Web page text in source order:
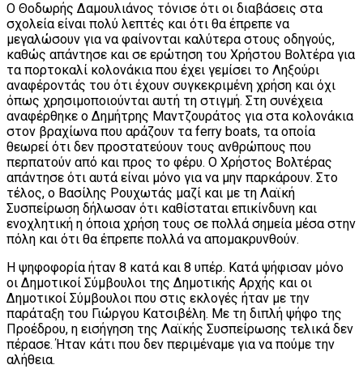
Ο Θοδωρής Δαμουλιάνος τόνισε ότι οι διαβάσεις στα
σχολεία είναι πολύ λεπτές και ότι θα έπρεπε να
μεγαλώσουν για να φαίνονται καλύτερα στους οδηγούς,
καθώς απάντησε και σε ερώτηση του Χρήστου Βολτέρα για
τα πορτοκαλί κολονάκια που έχει γεμίσει το Ληξούρι
αναφέροντάς του ότι έχουν συγκεκριμένη χρήση και όχι
όπως χρησιμοποιούνται αυτή τη στιγμή. Στη συνέχεια
αναφέρθηκε ο Δημήτρης Μαντζουράτος για στα κολονάκια
στον βραχίωνα που αράζουν τα ferry boats, τα οποία
θεωρεί ότι δεν προστατεύουν τους ανθρώπους που
περπατούν από και προς τo φέρυ. Ο Χρήστος Βολτέρας
απάντησε ότι αυτά είναι μόνο για να μην παρκάρουν. Στο
τέλος, ο Βασίλης Ρουχωτάς μαζί και με τη Λαϊκή
Συσπείρωση δήλωσαν ότι καθίσταται επικίνδυνη και
ενοχλητική η όποια χρήση τους σε πολλά σημεία μέσα στην
πόλη και ότι θα έπρεπε πολλά να απομακρυνθούν.
Η ψηφοφορία ήταν 8 κατά και 8 υπέρ. Κατά ψήφισαν μόνο
οι Δημοτικοί Σύμβουλοι της Δημοτικής Αρχής και οι
Δημοτικοί Σύμβουλοι που στις εκλογές ήταν με την
παράταξη του Γιώργου Κατσιβέλη. Με τη διπλή ψήφο της
Προέδρου, η εισήγηση της Λαϊκής Συσπείρωσης τελικά δεν
πέρασε. Ήταν κάτι που δεν περιμέναμε για να πούμε την
αλήθεια.